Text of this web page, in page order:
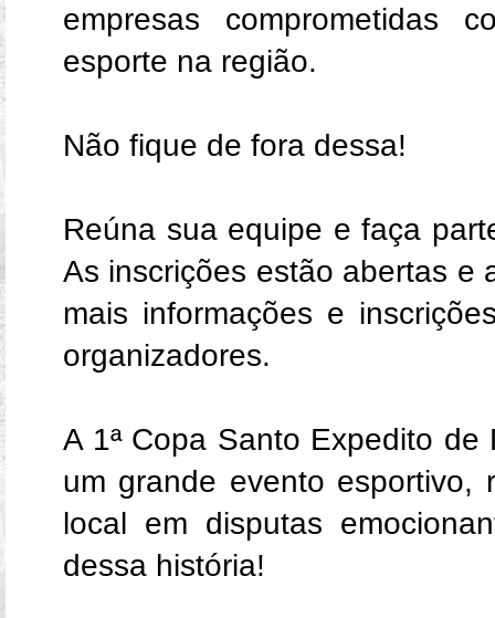
empresas comprometidas
esporte na região.
Não fique de fora dessa!
Reúna sua equipe e faça
As inscrições estão abertas e
mais informações e
organizadores.
A 1ª Copa Santo Expedito
um grande evento esportivo,
local em disputas
dessa história!